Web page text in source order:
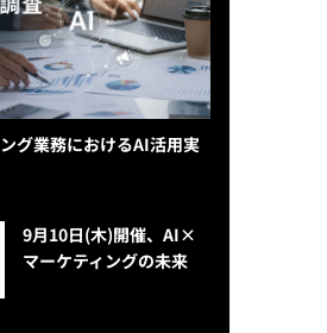
グ業務におけるAI活用実
9月10日(木)開催、AI×
マーケティングの未来